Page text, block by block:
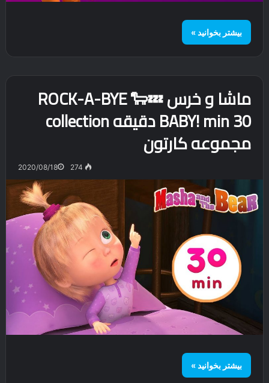
بیشتر بخوانید »
ماشا و خرس 💤🐑 ROCK-A-BYE
BABY! min 30 دقیقه collection
مجموعه کارتون
2020/08/18
بیشتر بخوانید »